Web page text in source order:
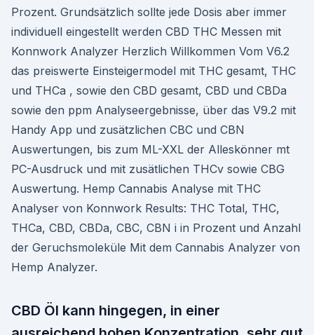
Prozent. Grundsätzlich sollte jede Dosis aber immer
individuell eingestellt werden CBD THC Messen mit
Konnwork Analyzer Herzlich Willkommen Vom V6.2
das preiswerte Einsteigermodel mit THC gesamt, THC
und THCa , sowie den CBD gesamt, CBD und CBDa
sowie den ppm Analyseergebnisse, über das V9.2 mit
Handy App und zusätzlichen CBC und CBN
Auswertungen, bis zum ML-XXL der Alleskönner mt
PC-Ausdruck und mit zusätlichen THCv sowie CBG
Auswertung. Hemp Cannabis Analyse mit THC
Analyser von Konnwork Results: THC Total, THC,
THCa, CBD, CBDa, CBC, CBN i in Prozent und Anzahl
der Geruchsmoleküle Mit dem Cannabis Analyzer von
Hemp Analyzer.
CBD Öl kann hingegen, in einer